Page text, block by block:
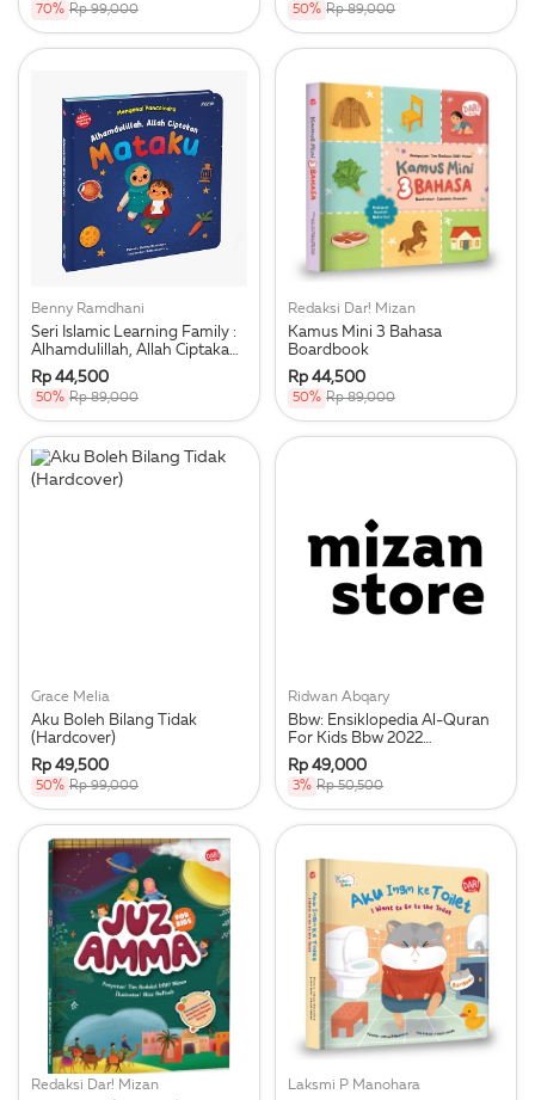
70% Rp 99,000 50% Rp 89,000
Benny Ramdhani
Seri Islamic Learning Family :
Alhamdulillah, Allah Ciptakan
Mataku
Rp 44,500
50% Rp 89,000
Redaksi Dar! Mizan
Kamus Mini 3 Bahasa
Boardbook
Rp 44,500
50% Rp 89,000
Grace Melia
Aku Boleh Bilang Tidak
(Hardcover)
Rp 49,500
50% Rp 99,000
Ridwan Abqary
Bbw: Ensiklopedia Al-Quran
For Kids Bbw 2022
Menambah Pengetahuan
Seputar Keistimewaan Al-
Quran
Rp 49,000
3% Rp 50,500
Redaksi Dar! Mizan Laksmi P Manohara